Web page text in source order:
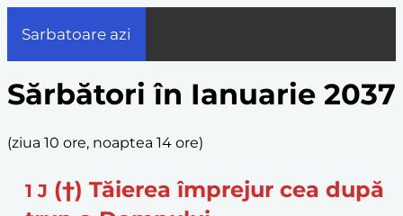
Sarbatoare azi
Sărbători în Ianuarie 2037
(ziua 10 ore, noaptea 14 ore)
1 J (†) Tăierea împrejur cea după